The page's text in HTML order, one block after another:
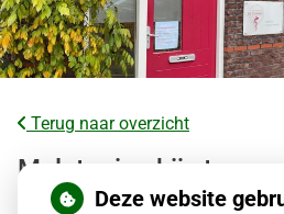
Terug naar overzicht
Melatonine bij
slaapstoornissen
Deze website